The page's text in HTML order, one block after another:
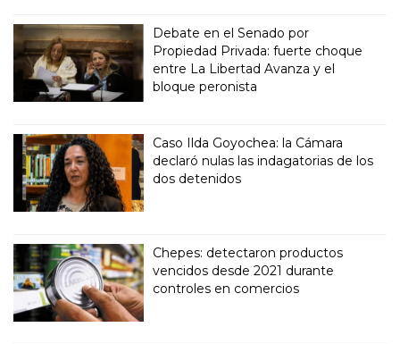
Debate en el Senado por
Propiedad Privada: fuerte choque
entre La Libertad Avanza y el
bloque peronista
Caso Ilda Goyochea: la Cámara
declaró nulas las indagatorias de los
dos detenidos
Chepes: detectaron productos
vencidos desde 2021 durante
controles en comercios